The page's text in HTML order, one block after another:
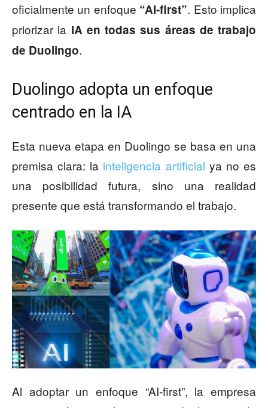
oficialmente un enfoque “AI-first”. Esto implica
priorizar la IA en todas sus áreas de trabajo
de Duolingo.
Duolingo adopta un enfoque
centrado en la IA
Esta nueva etapa en Duolingo se basa en una
premisa clara: la inteligencia artificial ya no es
una posibilidad futura, sino una realidad
presente que está transformando el trabajo.
Al adoptar un enfoque “AI-first”, la empresa